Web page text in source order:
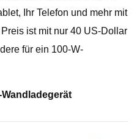
Ihr Telefon und mehr mit
ist mit nur 40 US-Dollar
für ein 100-W-
Wandladegerät